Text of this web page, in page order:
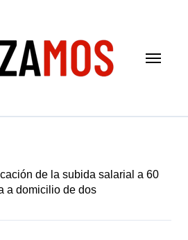
de la subida salarial a 60
a domicilio de dos